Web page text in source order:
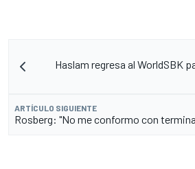
Haslam regresa al WorldSBK
ARTÍCULO SIGUIENTE
Rosberg: "No me conformo con